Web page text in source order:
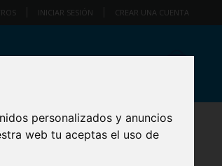
personalizados y anuncios
web tu aceptas el uso de
INICIAR SESIÓN CREAR UNA CUENTA
Cart
COMPUTADORAS Y PERIFÉRICOS